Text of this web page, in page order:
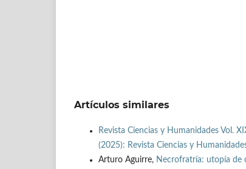
Artículos similares
Revista Ciencias y Humanidades Vol.
(2025): Revista Ciencias y
Arturo Aguirre, Necrofratría: utopía de